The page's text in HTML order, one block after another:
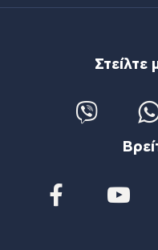
Στείλτε